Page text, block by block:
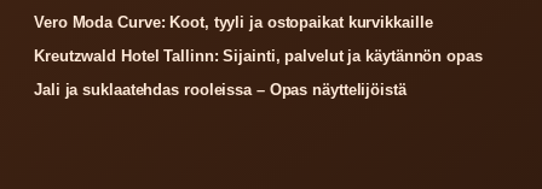
Vero Moda Curve: Koot, tyyli ja ostopaikat kurvikkaille
Kreutzwald Hotel Tallinn: Sijainti, palvelut ja käytännön opas
Jali ja suklaatehdas rooleissa – Opas näyttelijöistä